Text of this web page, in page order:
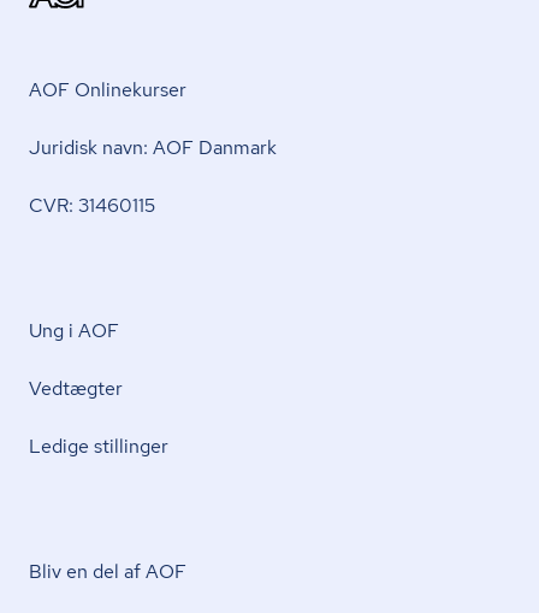
AOF Onlinekurser
Juridisk navn: AOF Danmark
CVR: 31460115
Ung i AOF
Vedtægter
Ledige stillinger
Bliv en del af AOF